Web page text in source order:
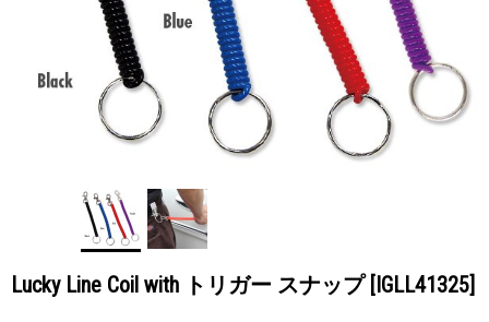
Lucky Line Coil with トリガー スナップ [IGLL41325]